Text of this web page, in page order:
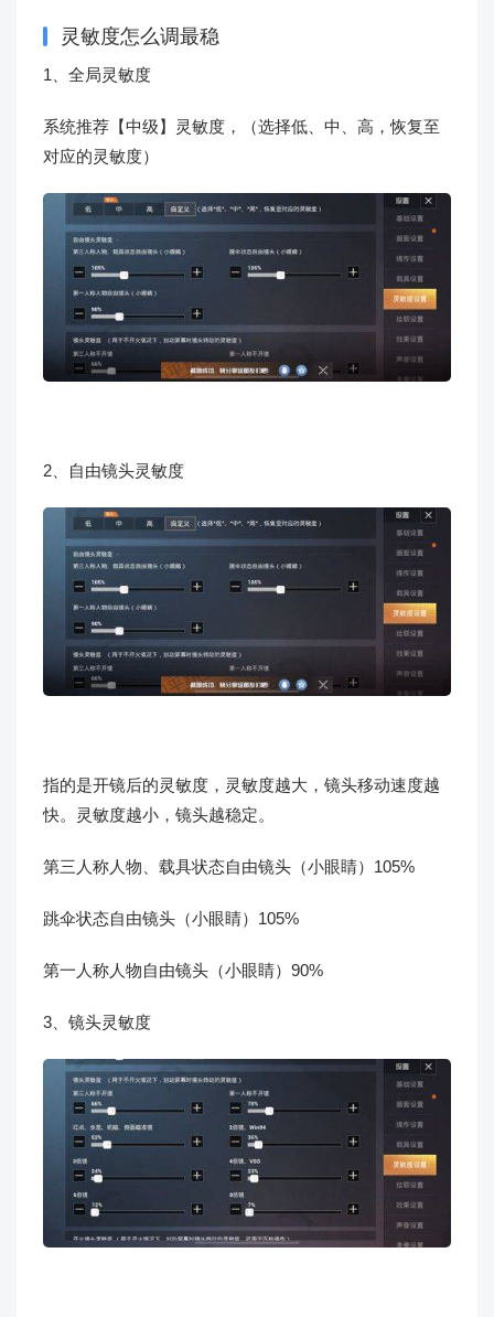
灵敏度怎么调最稳
1、全局灵敏度
系统推荐【中级】灵敏度，（选择低、中、高，恢复至
对应的灵敏度）
2、自由镜头灵敏度
指的是开镜后的灵敏度，灵敏度越大，镜头移动速度越
快。灵敏度越小，镜头越稳定。
第三人称人物、载具状态自由镜头（小眼睛）105%
跳伞状态自由镜头（小眼睛）105%
第一人称人物自由镜头（小眼睛）90%
3、镜头灵敏度